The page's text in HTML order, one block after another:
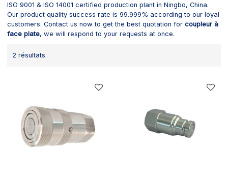
ISO 9001 & ISO 14001 certified production plant in Ningbo, China.
Our product quality success rate is 99.999% according to our loyal
customers. Contact us now to get the best quotation forcoupleur à
face plate, we will respond to your requests at once.
2 résultats